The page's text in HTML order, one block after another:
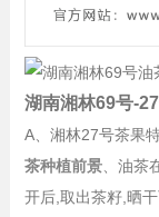
湖南湘林69号-
A、湘林27号茶果
茶种植前景、油茶
开后,取出茶籽,晒